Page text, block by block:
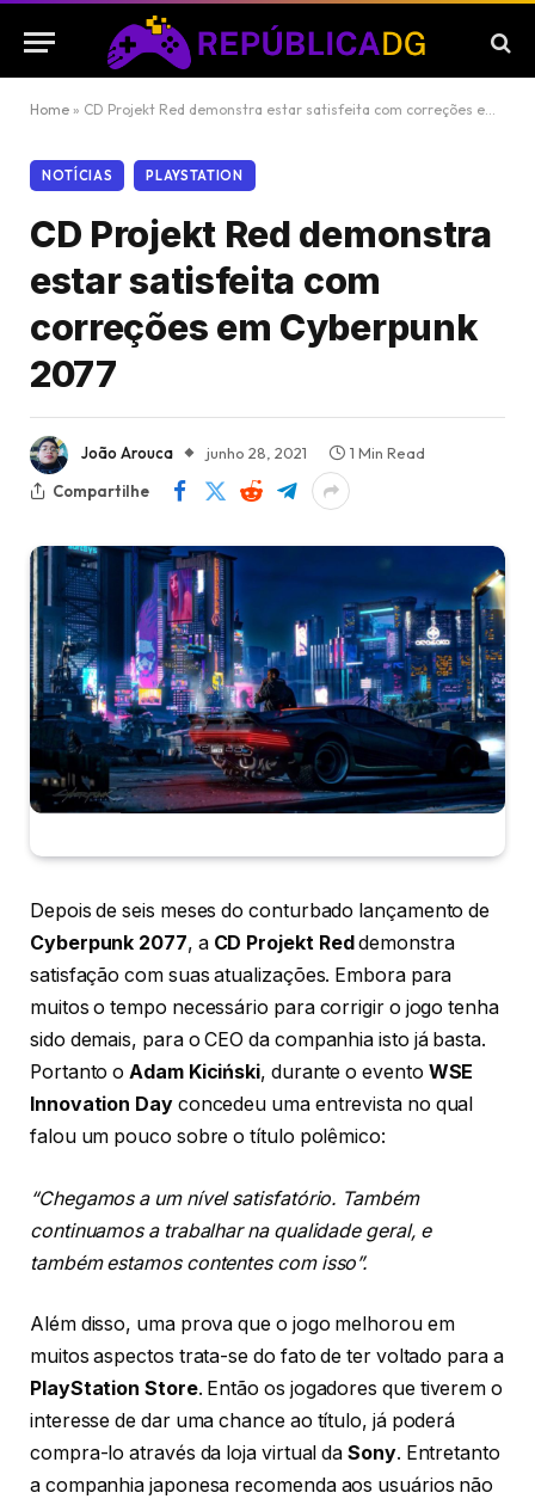
Home » CD Projekt Red demonstra estar satisfeita com correções em Cyberpunk 2077
NOTÍCIAS PLAYSTATION
CD Projekt Red demonstra
estar satisfeita com
correções em Cyberpunk
2077
João Arouca junho 28, 2021
1 Min Read
Compartilhe
Depois de seis meses do conturbado lançamento de
Cyberpunk 2077, a CD Projekt Reddemonstra
satisfação com suas atualizações. Embora para
muitos o tempo necessário para corrigir o jogo tenha
sido demais, para o CEO da companhia isto já basta.
Portanto oAdam Kiciński, durante o evento WSE
Innovation Dayconcedeu uma entrevista no qual
falou um pouco sobre o título polêmico:
“Chegamos a um nível satisfatório. Também
continuamos a trabalhar na qualidade geral, e
também estamos contentes com isso”.
Além disso, uma prova que o jogo melhorou em
muitos aspectos trata-se do fato de ter voltado para a
PlayStation Store. Então os jogadores que tiverem o
interesse de dar uma chance ao título, já poderá
compra-lo através da loja virtual daSony. Entretanto
a companhia japonesa recomenda aos usuários não